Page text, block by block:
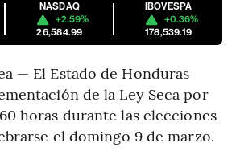
NASDAQ
+2.59%
26,584.99
IBOVESPA
+0.36%
178,539.19
— El Estado de Honduras
de la Ley Seca por
horas durante las elecciones
el domingo 9 de marzo.